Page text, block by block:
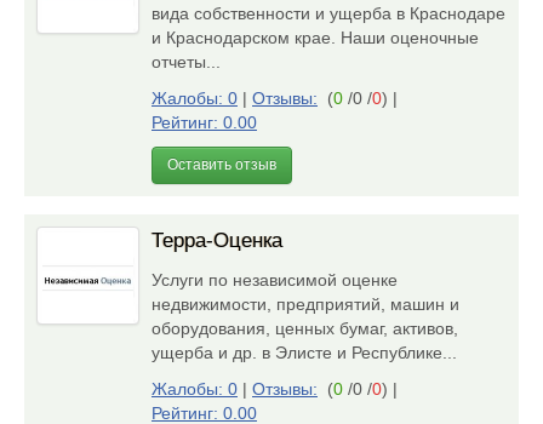
вида собственности и ущерба в Краснодаре
и Краснодарском крае. Наши оценочные
отчеты...
Жалобы: 0 | Отзывы: (0 /0 /0) |
Рейтинг: 0.00
Оставить отзыв
Терра-Оценка
Услуги по независимой оценке
недвижимости, предприятий, машин и
оборудования, ценных бумаг, активов,
ущерба и др. в Элисте и Республике...
Жалобы: 0 | Отзывы: (0 /0 /0) |
Рейтинг: 0.00